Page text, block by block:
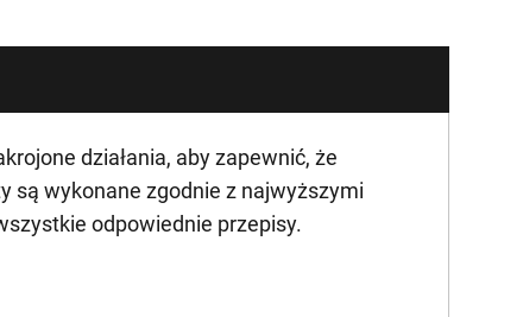
działania, aby zapewnić, że
są wykonane zgodnie z najwyższymi
odpowiednie przepisy.